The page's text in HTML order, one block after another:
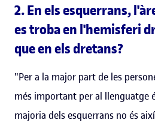
2. En els esquerrans,
es troba en l'hemisferi
que en els dretans?
"Per a la major part de les
més important per al llenguatge
majoria dels esquerrans no és